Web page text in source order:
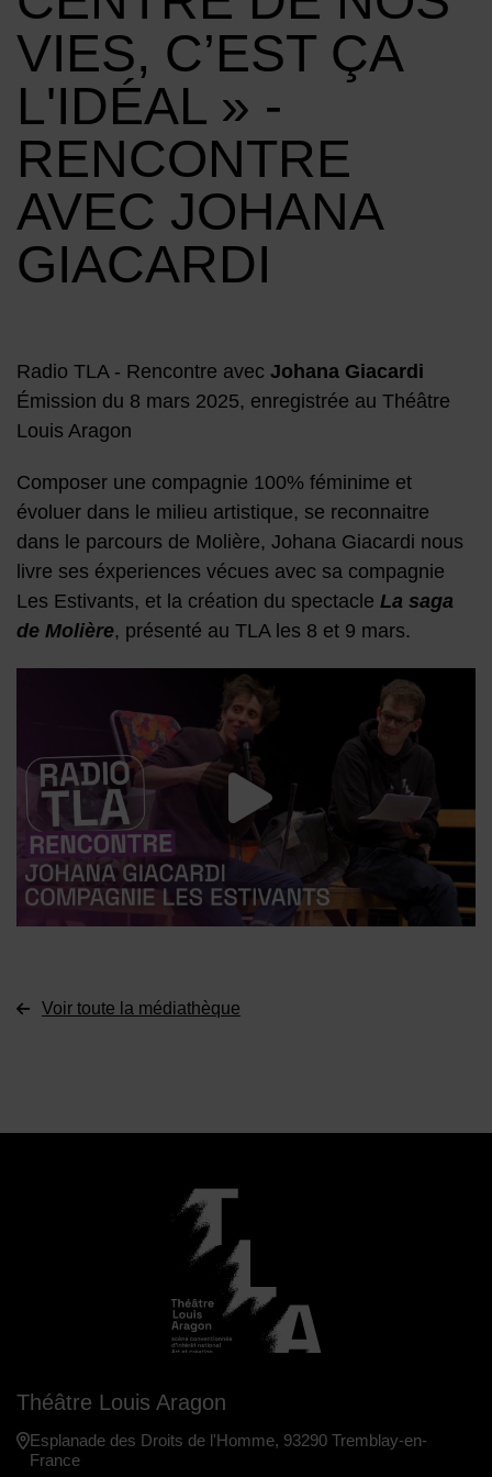
VIES, C’EST ÇA
L'IDÉAL » -
RENCONTRE
AVEC JOHANA
GIACARDI
Radio TLA - Rencontre avec Johana Giacardi
Émission du 8 mars 2025, enregistrée au Théâtre
Louis Aragon
Composer une compagnie 100% féminime et
évoluer dans le milieu artistique, se reconnaitre
dans le parcours de Molière, Johana Giacardi nous
livre ses éxperiences vécues avec sa compagnie
Les Estivants, et la création du spectacle La saga
de Molière, présenté au TLA les 8 et 9 mars.
Lancer la
Voir toute la médiathèque
Théâtre Louis Aragon
Esplanade des Droits de l'Homme, 93290 Tremblay-en-
France